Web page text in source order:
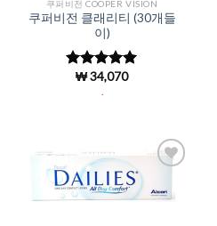
쿠퍼비전 COOPER VISION
쿠퍼비전 클래리티 (30개들
이)
5 중에서
로 평
₩34,070
Wishlist